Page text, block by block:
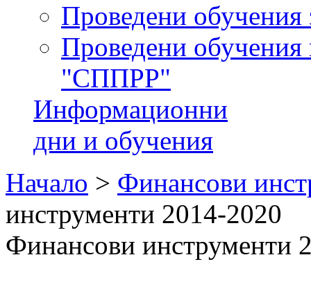
Проведени обучения
Проведени
"СППРР"
Информационни
дни и обучения
Начало > Финансови
инструменти 2014-2020
Финансови инструменти